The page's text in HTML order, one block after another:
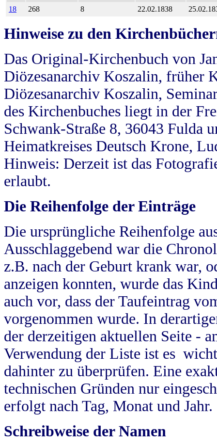
18
268 8 22.02.1838
Hinweise zu den
Das Original-Kirchenbuch von
Diözesanarchiv Koszalin, früher
Diözesanarchiv Koszalin,
des Kirchenbuches liegt in der
Schwank-Straße 8, 36043 Fulda
Heimatkreises Deutsch Krone,
Hinweis: Derzeit ist das
erlaubt.
Die Reihenfolge der Einträge
Die ursprüngliche Reihenfolge
Ausschlaggebend war die
z.B. nach der Geburt krank war,
anzeigen konnten, wurde das
auch vor, dass der Taufeintrag
vorgenommen wurde. In
der derzeitigen aktuellen Seite -
Verwendung der Liste ist es
dahinter zu überprüfen. Eine
technischen Gründen nur
erfolgt nach Tag, Monat und Jahr.
Schreibweise der Namen